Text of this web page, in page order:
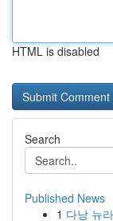
HTML is disabled
Search
Published News
1 다낭 뉴